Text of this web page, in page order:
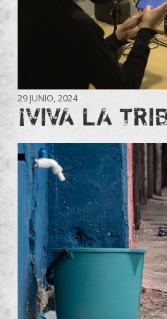
29 JUNIO, 2024
¡VIVA LA